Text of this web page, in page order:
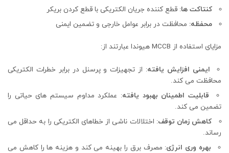
کنتاکت ها: قطع کننده جریان الکتریکی با قطع کردن بریکر
محفظه: محافظت در برابر عوامل خارجی و تضمین ایمنی
مزایای استفاده از MCCB هیوندا عبارتند از:
ایمنی افزایش یافته: از تجهیزات و پرسنل در برابر خطرات الکتریکی
محافظت می کند.
قابلیت اطمینان بهبود یافته: عملکرد مداوم سیستم های حیاتی را
تضمین می کند.
کاهش زمان توقف: اختلالات ناشی از خطاهای الکتریکی را به حداقل می
رساند.
بهره وری انرژی: مصرف برق را بهینه می کند و هزینه ها را کاهش می